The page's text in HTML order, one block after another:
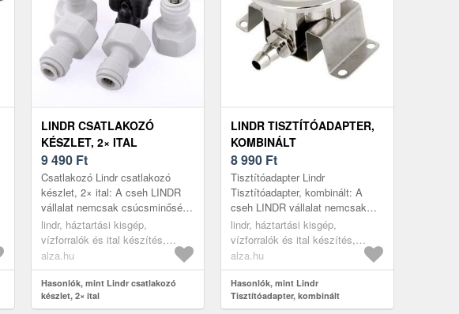
LINDR CSATLAKOZÓ
KÉSZLET, 2× ITAL
9 490 Ft
Csatlakozó Lindr csatlakozó
készlet, 2× ital: A cseh LINDR
vállalat nemcsak csúcsminőségű
sörcsapoló berendezéseket
gyárt, hanem az
üzemeltetésükhö...
lindr, háztartási kisgép,
vízforralók és ital készítés,
sörcsapok, tartozékok
alza.hu
Hasonlók, mint Lindr csatlakozó
készlet, 2× ital
LINDR TISZTÍTÓADAPTER,
KOMBINÁLT
8 990 Ft
Tisztítóadapter Lindr
Tisztítóadapter, kombinált: A
cseh LINDR vállalat nemcsak
csúcsminőségű italkimérő
berendezéseket gyárt, hanem a
működtetésük...
lindr, háztartási kisgép,
vízforralók és ital készítés,
sörcsapok, tartozékok
alza.hu
Hasonlók, mint Lindr
Tisztítóadapter, kombinált